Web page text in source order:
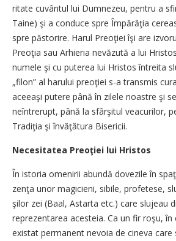
ritate cuvântul lui Dum­nezeu, pentru a
Taine) şi a condu­ce spre Împărăţia
spre păstorire. Ha­rul Preoţiei îşi are
Preoţia sau Ar­hi­e­ria nevăzută a lui
numele şi cu pute­rea lui Hristos întreita
„filon” al ha­ru­lui preoţiei s-a transmis
aceeaşi putere pâ­nă în zilele noastre şi
neîntrerupt, până la sfâr­şitul veacurilor,
Tradiţia şi învă­ţă­tu­ra Bisericii.
Necesitatea Preoţiei lui Hristos
În istoria omenirii abundă do­vezile în
zenţa unor magicieni, sibile, pro­fetese,
şilor zei (Baal, Astarta etc.) ca­re slujeau
reprezentarea acesteia. Ca un fir roşu,
existat permanent ne­voia de cineva